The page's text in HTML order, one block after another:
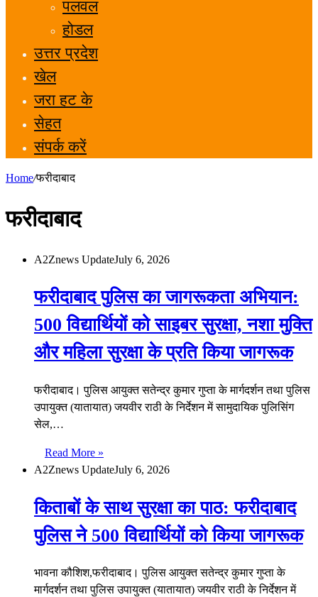
पलवल
होडल
उत्तर प्रदेश
खेल
जरा हट के
सेहत
संपर्क करें
Home/फरीदाबाद
फरीदाबाद
A2Znews UpdateJuly 6, 2026
फरीदाबाद पुलिस का जागरूकता अभियान:
500 विद्यार्थियों को साइबर सुरक्षा, नशा मुक्ति
और महिला सुरक्षा के प्रति किया जागरूक
फरीदाबाद। पुलिस आयुक्त सतेन्द्र कुमार गुप्ता के मार्गदर्शन तथा पुलिस
उपायुक्त (यातायात) जयवीर राठी के निर्देशन में सामुदायिक पुलिसिंग
सेल,…
Read More »
A2Znews UpdateJuly 6, 2026
किताबों के साथ सुरक्षा का पाठ: फरीदाबाद
पुलिस ने 500 विद्यार्थियों को किया जागरूक
भावना कौशिश,फरीदाबाद। पुलिस आयुक्त सतेन्द्र कुमार गुप्ता के
मार्गदर्शन तथा पुलिस उपायुक्त (यातायात) जयवीर राठी के निर्देशन में